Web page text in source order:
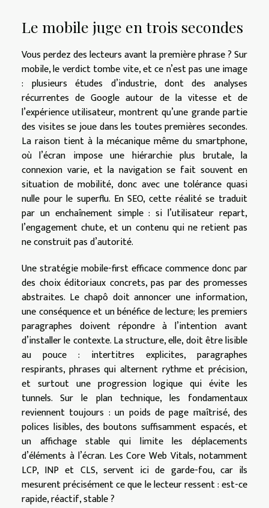
Le mobile juge en trois secondes
Vous perdez des lecteurs avant la première phrase ? Sur
mobile, le verdict tombe vite, et ce n’est pas une image
: plusieurs études d’industrie, dont des analyses
récurrentes de Google autour de la vitesse et de
l’expérience utilisateur, montrent qu’une grande partie
des visites se joue dans les toutes premières secondes.
La raison tient à la mécanique même du smartphone,
où l’écran impose une hiérarchie plus brutale, la
connexion varie, et la navigation se fait souvent en
situation de mobilité, donc avec une tolérance quasi
nulle pour le superflu. En SEO, cette réalité se traduit
par un enchaînement simple : si l’utilisateur repart,
l’engagement chute, et un contenu qui ne retient pas
ne construit pas d’autorité.
Une stratégie mobile-first efficace commence donc par
des choix éditoriaux concrets, pas par des promesses
abstraites. Le chapô doit annoncer une information,
une conséquence et un bénéfice de lecture; les premiers
paragraphes doivent répondre à l’intention avant
d’installer le contexte. La structure, elle, doit être lisible
au pouce : intertitres explicites, paragraphes
respirants, phrases qui alternent rythme et précision,
et surtout une progression logique qui évite les
tunnels. Sur le plan technique, les fondamentaux
reviennent toujours : un poids de page maîtrisé, des
polices lisibles, des boutons suffisamment espacés, et
un affichage stable qui limite les déplacements
d’éléments à l’écran. Les Core Web Vitals, notamment
LCP, INP et CLS, servent ici de garde-fou, car ils
mesurent précisément ce que le lecteur ressent : est-ce
rapide, réactif, stable ?